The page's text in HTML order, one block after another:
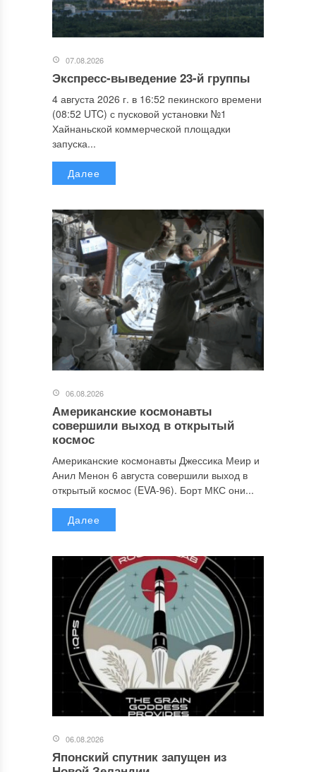
07.08.2026
Экспресс-выведение 23-й группы
4 августа 2026 г. в 16:52 пекинского времени
(08:52 UTC) с пусковой установки №1
Хайнаньской коммерческой площадки
запуска...
Далее
06.08.2026
Американские космонавты
совершили выход в открытый
космос
Американские космонавты Джессика Меир и
Анил Менон 6 августа совершили выход в
открытый космос (EVA-96). Борт МКС они...
Далее
06.08.2026
Японский спутник запущен из